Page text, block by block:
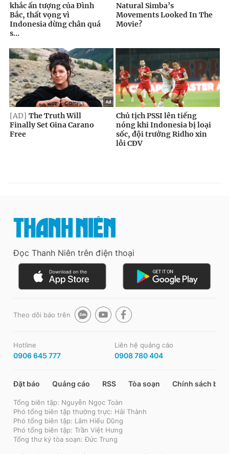
Đọc Thanh Niên trên điện thoại
Theo dõi báo trên
Hotline
0906 645 777
Liên hệ quảng cáo
0908 780 404
Đặt báo Quảng cáo RSS Tòa soạn Chính sách bảo
Tổng biên tập: Nguyễn Ngọc Toàn
Phó tổng biên tập thường trực: Hải Thành
Phó tổng biên tập: Lâm Hiếu Dũng
Phó tổng biên tập: Trần Việt Hưng
Tổng thư ký tòa soạn: Đức Trung